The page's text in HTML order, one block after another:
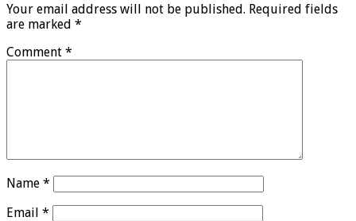
Your email address will not be published. Required fields
are marked *
Comment *
Name *
Email *